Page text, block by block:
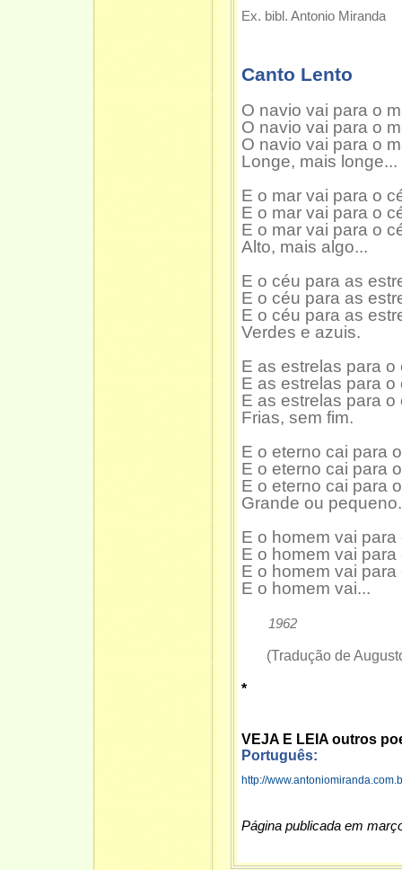
Ex. bibl. Antonio Miranda
Canto Lento
O navio vai para o
O navio vai para o
O navio vai para o
Longe, mais longe...
E o mar vai para o
E o mar vai para o
E o mar vai para o
Alto, mais algo...
E o céu para as
E o céu para as
E o céu para as
Verdes e azuis.
E as estrelas para o
E as estrelas para o
E as estrelas para o
Frias, sem fim.
E o eterno cai para
E o eterno cai para
E o eterno cai para
Grande ou pequeno.
E o homem vai para
E o homem vai para
E o homem vai para
E o homem vai...
1962
(Tradução de
*
VEJA E LEIA outros
Português:
http://
Página publicada em